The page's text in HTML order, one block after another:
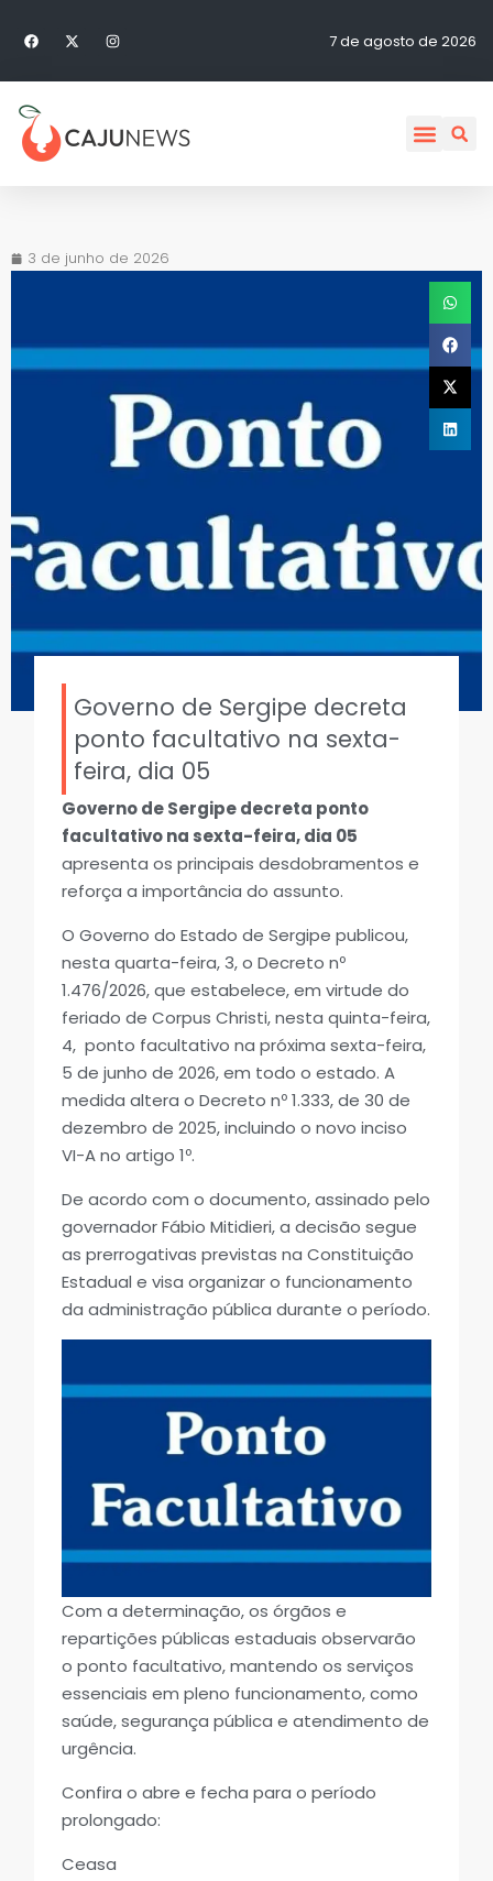
7 de agosto de 2026
3 de junho de 2026
Governo de Sergipe decreta
ponto facultativo na sexta-
feira, dia 05
Governo de Sergipe decreta ponto
facultativo na sexta-feira, dia 05
apresenta os principais desdobramentos e
reforça a importância do assunto.
O Governo do Estado de Sergipe publicou,
nesta quarta-feira, 3, o Decreto nº
1.476/2026, que estabelece, em virtude do
feriado de Corpus Christi, nesta quinta-feira,
4, ponto facultativo na próxima sexta-feira,
5 de junho de 2026, em todo o estado. A
medida altera o Decreto nº 1.333, de 30 de
dezembro de 2025, incluindo o novo inciso
VI-A no artigo 1º.
De acordo com o documento, assinado pelo
governador Fábio Mitidieri, a decisão segue
as prerrogativas previstas na Constituição
Estadual e visa organizar o funcionamento
da administração pública durante o período.
Com a determinação, os órgãos e
repartições públicas estaduais observarão
o ponto facultativo, mantendo os serviços
essenciais em pleno funcionamento, como
saúde, segurança pública e atendimento de
urgência.
Confira o abre e fecha para o período
prolongado:
Ceasa